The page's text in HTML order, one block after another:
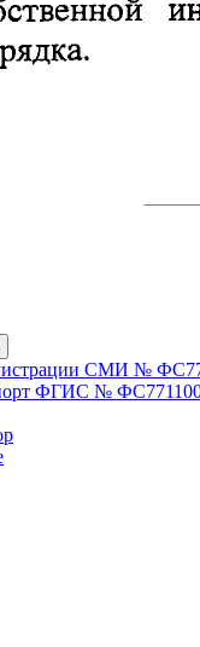
СМИ №
ФГИС №